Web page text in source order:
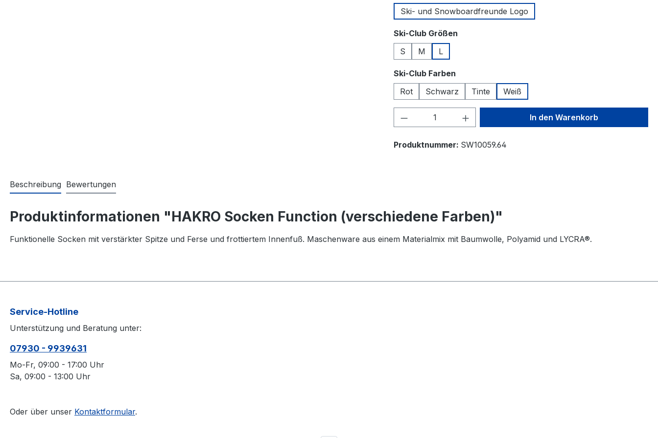
Ski- und Snowboardfreunde Logo
Ski-Club Größen
S
M L
Ski-Club Farben
Rot
Schwarz Tinte Weiß
Produkt Anzahl: Gib den gewünschten Wert
In den Warenkorb
Produktnummer: SW10059.64
Beschreibung Bewertungen
Produktinformationen "HAKRO Socken Function (verschiedene Farben)"
Funktionelle Socken mit verstärkter Spitze und Ferse und frottiertem Innenfuß. Maschenware aus einem Materialmix mit Baumwolle, Polyamid und LYCRA®.
Service-Hotline
Unterstützung und Beratung unter:
07930 - 9939631
Mo-Fr, 09:00 - 17:00 Uhr
Sa, 09:00 - 13:00 Uhr
Oder über unser Kontaktformular.